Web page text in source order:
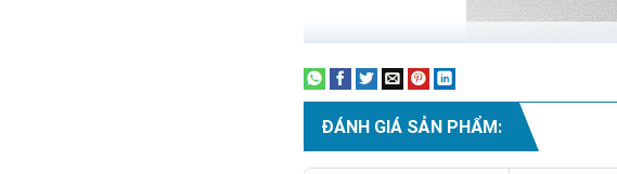
ĐÁNH GIÁ SẢN PHẨM: